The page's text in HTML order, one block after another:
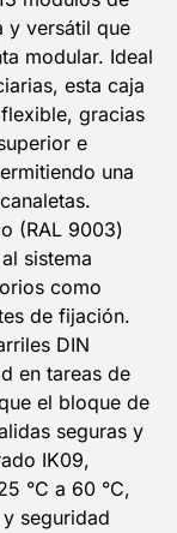
y versátil que
modular. Ideal
esta caja
gracias
e
una
(RAL 9003)
sistema
como
de fijación.
DIN
en tareas de
el bloque de
seguras y
IK09,
°C a 60 °C,
seguridad